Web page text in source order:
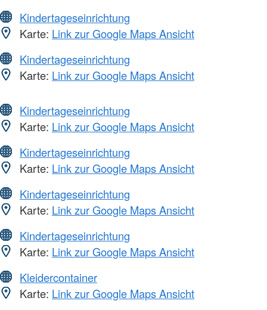
Kindertageseinrichtung
Karte: Link zur Google Maps Ansicht
Kindertageseinrichtung
Karte: Link zur Google Maps Ansicht
Kindertageseinrichtung
Karte: Link zur Google Maps Ansicht
Kindertageseinrichtung
Karte: Link zur Google Maps Ansicht
Kindertageseinrichtung
Karte: Link zur Google Maps Ansicht
Kindertageseinrichtung
Karte: Link zur Google Maps Ansicht
Kleidercontainer
Karte: Link zur Google Maps Ansicht